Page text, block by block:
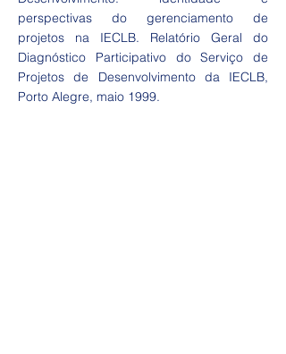
perspectivas do gerenciamento de
projetos na IECLB. Relatório Geral do
Diagnóstico Participativo do Serviço de
Projetos de Desenvolvimento da IECLB,
Porto Alegre, maio 1999.